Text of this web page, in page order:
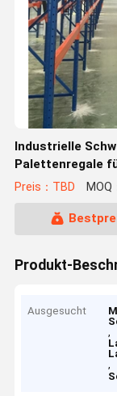
Industrielle
Palettenregale
Preis：TBD MOQ
Produkt-
Ausgesucht
,
,